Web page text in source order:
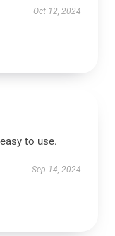
Oct 12, 2024
to use.
Sep 14, 2024